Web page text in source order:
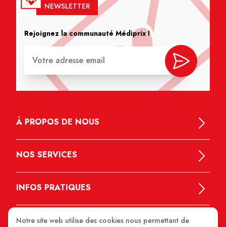
NEWSLETTER
Rejoignez la communauté Médiprix !
À PROPOS DE NOUS
NOS SERVICES
INFOS PRATIQUES
Notre site web utilise des cookies nous permettant de